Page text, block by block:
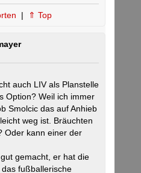
| ⇑ Top
auch LIV als Planstelle
Option? Weil ich immer
Smolcic das auf Anhieb
weg ist. Bräuchten
Oder kann einer der
gemacht, er hat die
fußballerische